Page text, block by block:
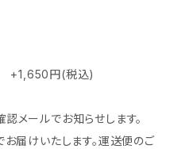
+1,650円(税込)
メールでお知らせします。
届けいたします。運送便のご